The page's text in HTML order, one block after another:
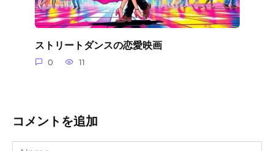
ストリートダンスの恋愛映画
0 11
コメントを追加
Name